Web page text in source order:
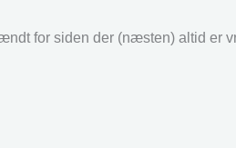
for siden der (næsten) altid er